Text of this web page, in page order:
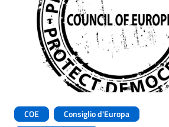
COE
Consiglio d'Europa